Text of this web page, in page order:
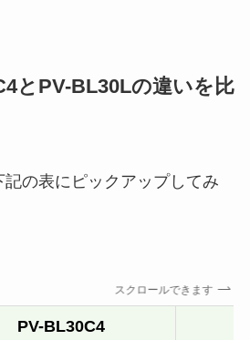
とPV-BL30Lの違いを比
の表にピックアップしてみ
スクロールできます
PV-BL30C4